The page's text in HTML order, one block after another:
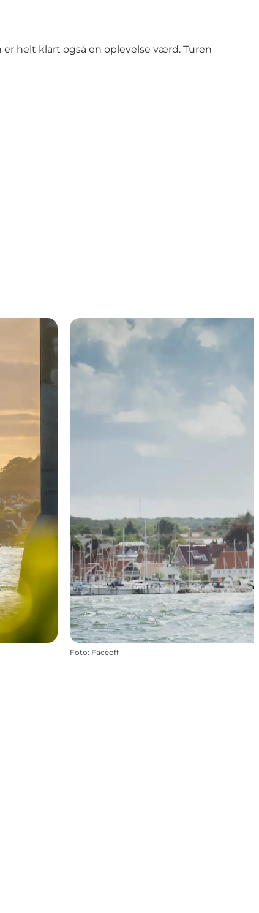
helt klart også en oplevelse værd. Turen
Foto: Faceoff